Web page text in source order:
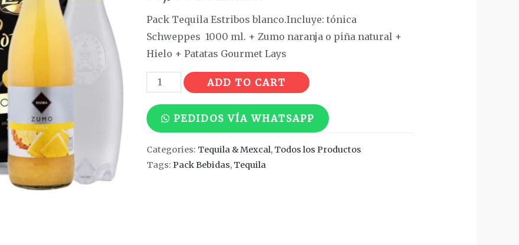
Pack Tequila Estribos blanco.Incluye: tónica
Schweppes 1000 ml. + Zumo naranja o piña natural +
Hielo + Patatas Gourmet Lays
Tequila
Estribos
blanco
quantity
ADD TO CART
PEDIDOS VÍA WHATSAPP
Categories: Tequila & Mexcal, Todos los Productos
Tags: Pack Bebidas, Tequila